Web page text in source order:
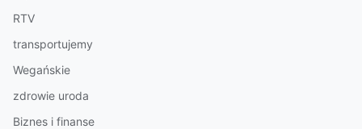
RTV
transportujemy
Wegańskie
zdrowie uroda
Biznes i finanse